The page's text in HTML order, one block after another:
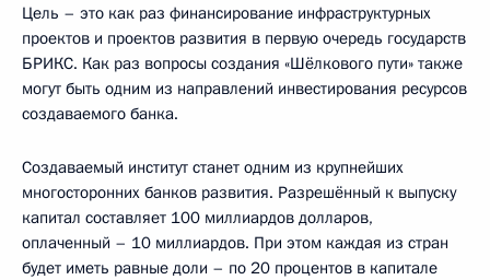
Цель – это как раз финансирование инфраструктурных
проектов и проектов развития в первую очередь государств
БРИКС. Как раз вопросы создания «Шёлкового пути» также
могут быть одним из направлений инвестирования ресурсов
создаваемого банка.
Создаваемый институт станет одним из крупнейших
многосторонних банков развития. Разрешённый к выпуску
капитал составляет 100 миллиардов долларов,
оплаченный – 10 миллиардов. При этом каждая из стран
будет иметь равные доли – по 20 процентов в капитале